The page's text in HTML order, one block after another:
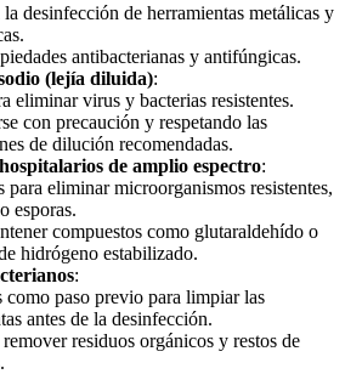
desinfección de herramientas metálicas y
antibacterianas y antifúngicas.
(lejía diluida):
eliminar virus y bacterias resistentes.
con precaución y respetando las
de dilución recomendadas.
de amplio espectro:
para eliminar microorganismos resistentes,
esporas.
compuestos como glutaraldehído o
hidrógeno estabilizado.
:
paso previo para limpiar las
antes de la desinfección.
residuos orgánicos y restos de